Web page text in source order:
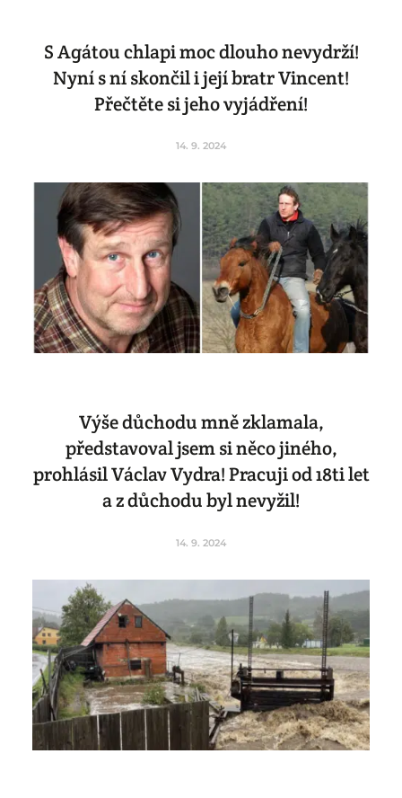
S Agátou chlapi moc dlouho nevydrží!
Nyní s ní skončil i její bratr Vincent!
Přečtěte si jeho vyjádření!
14. 9. 2024
Výše důchodu mně zklamala,
představoval jsem si něco jiného,
prohlásil Václav Vydra! Pracuji od 18ti let
a z důchodu byl nevyžil!
14. 9. 2024